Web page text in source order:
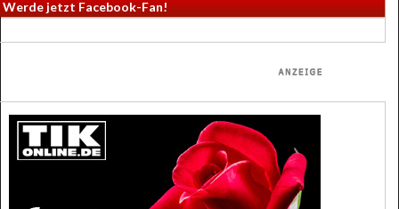
Werde jetzt Facebook-Fan!